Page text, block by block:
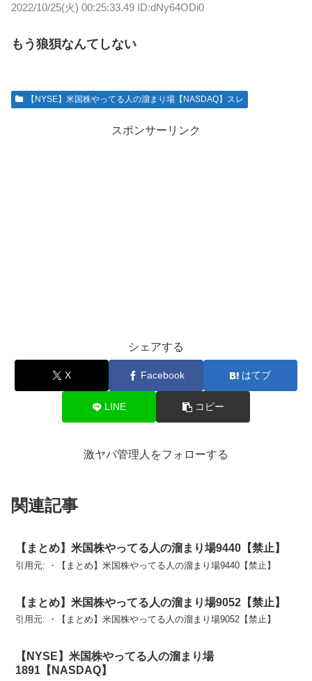
2022/10/25(火) 00:25:33.49 ID:dNy64ODi0
もう狼狽なんてしない
【NYSE】米国株やってる人の溜まり場【NASDAQ】スレ
スポンサーリンク
シェアする
X Facebook はてブ
LINE コピー
激ヤバ管理人をフォローする
関連記事
【まとめ】米国株やってる人の溜まり場9440【禁止】
引用元: ・【まとめ】米国株やってる人の溜まり場9440【禁止】
【まとめ】米国株やってる人の溜まり場9052【禁止】
引用元: ・【まとめ】米国株やってる人の溜まり場9052【禁止】
【NYSE】米国株やってる人の溜まり場
1891【NASDAQ】